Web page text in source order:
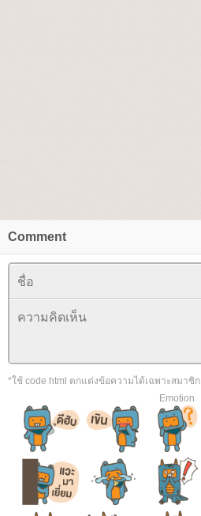
Comment
*ใช้ code html ตกแต่งข้อความได้เฉพาะสมาชิก
Emotion